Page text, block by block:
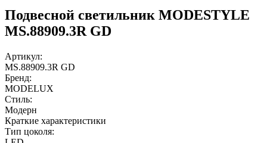
Подвесной светильник MODESTYLE
MS.88909.3R GD
Артикул:
MS.88909.3R GD
Бренд:
MODELUX
Стиль:
Модерн
Краткие характеристики
Тип цоколя: